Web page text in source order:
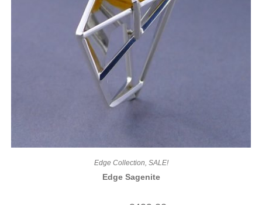
Edge Collection, SALE!
Edge Sagenite